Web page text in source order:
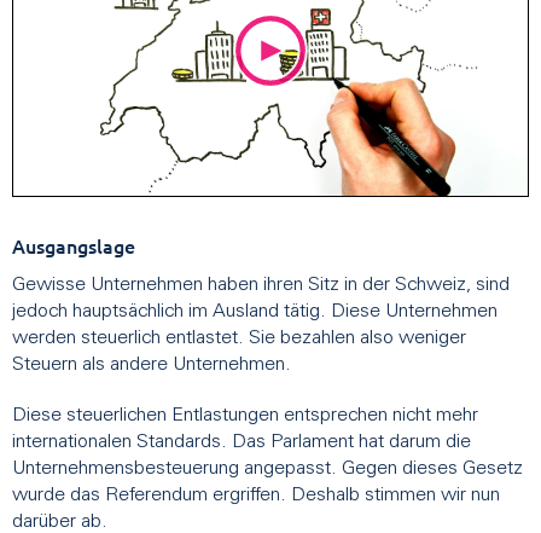
Ausgangslage
Gewisse Unternehmen haben ihren Sitz in der Schweiz, sind
jedoch hauptsächlich im Ausland tätig. Diese Unternehmen
werden steuerlich entlastet. Sie bezahlen also weniger
Steuern als andere Unternehmen.
Diese steuerlichen Entlastungen entsprechen nicht mehr
internationalen Standards. Das Parlament hat darum die
Unternehmensbesteuerung angepasst. Gegen dieses Gesetz
wurde das Referendum ergriffen. Deshalb stimmen wir nun
darüber ab.